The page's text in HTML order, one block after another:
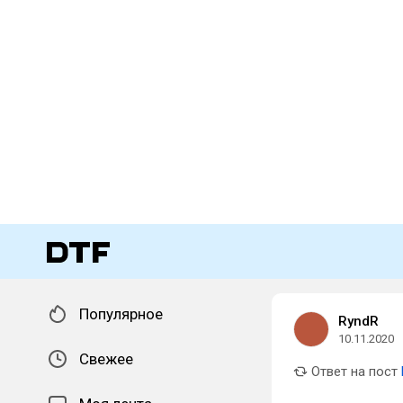
Популярное
Свежее
RyndR
10.11.2020
Ответ на пост